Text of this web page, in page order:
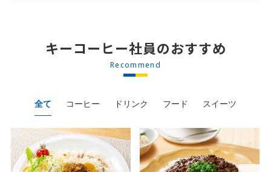
キーコーヒー社員のおすすめ
Recommend
全て コーヒー ドリンク フード スイーツ